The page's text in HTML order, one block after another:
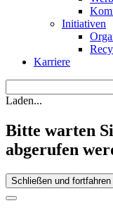
Initiativen
Karriere
Laden...
Bitte warten
abgerufen
Schließen und fortfahren